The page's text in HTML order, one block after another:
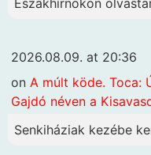
Északhírnökön
2026.08.09. at 20:36
on A múlt köde. Toca:
Gajdó néven a
Senkiháziak kezébe